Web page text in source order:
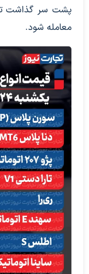
معامله شود.